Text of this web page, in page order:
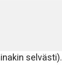
selvästi).